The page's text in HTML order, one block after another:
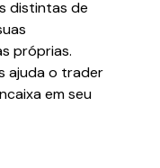
distintas de
próprias.
ajuda o trader
em seu